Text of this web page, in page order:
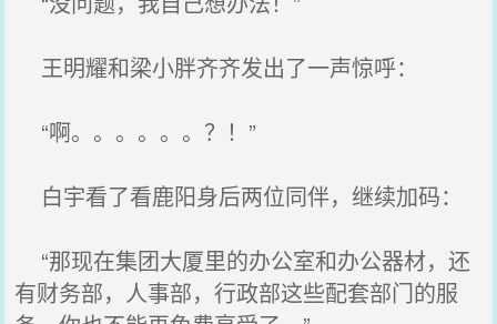
王明耀和梁小胖齐齐发出了一声惊呼：
“啊。。。。。。？！”
白宇看了看鹿阳身后两位同伴，继续加码：
“那现在集团大厦里的办公室和办公器材，还
有财务部，人事部，行政部这些配套部门的服